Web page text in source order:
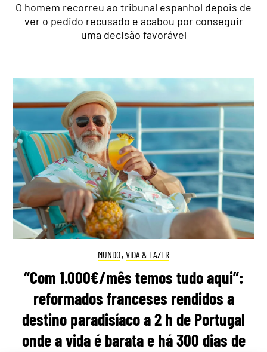
O homem recorreu ao tribunal espanhol depois de
ver o pedido recusado e acabou por conseguir
uma decisão favorável
MUNDO, VIDA & LAZER
“Com 1.000€/mês temos tudo aqui”:
reformados franceses rendidos a
destino paradisíaco a 2 h de Portugal
onde a vida é barata e há 300 dias de